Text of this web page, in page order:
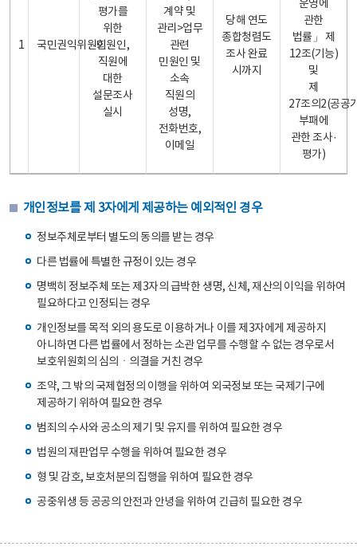
1 국민권익위원회
평가를
위한
민원인,
직원에
대한
설문조사
실시
계약 및
관리>업무
관련
민원인 및
소속
직원의
성명,
전화번호,
이메일
당해 연도
종합청렴도
조사 완료
시까지
운영에
관한
법률」 제
12조(기능)
및
제
27조의2(공공
부패에
관한 조사·
평가)
개인정보를 제 3자에게 제공하는 예외적인 경우
정보주체로부터 별도의 동의를 받는 경우
다른 법률에 특별한 규정이 있는 경우
명백히 정보주체 또는 제3자의 급박한 생명, 신체, 재산의 이익을 위하여
필요하다고 인정되는 경우
개인정보를 목적 외의 용도로 이용하거나 이를 제3자에게 제공하지
아니하면 다른 법률에서 정하는 소관 업무를 수행할 수 없는 경우로서
보호위원회의 심의ㆍ의결을 거친 경우
조약, 그 밖의 국제협정의 이행을 위하여 외국정보 또는 국제기구에
제공하기 위하여 필요한 경우
범죄의 수사와 공소의 제기 및 유지를 위하여 필요한 경우
법원의 재판업무 수행을 위하여 필요한 경우
형 및 감호, 보호처분의 집행을 위하여 필요한 경우
공중위생 등 공공의 안전과 안녕을 위하여 긴급히 필요한 경우